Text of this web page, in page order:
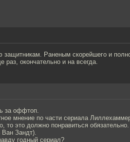
Раненым скорейшего и
раз, окончательно и на всегда.
за оффтоп.
мнение по части сериала
то это должно понравиться
Ван Зандт).
годный сериал?